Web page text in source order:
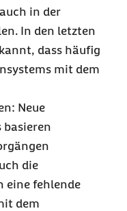
in der
In den letzten
dass häufig
mit dem
Neue
basieren
die
eine fehlende
dem